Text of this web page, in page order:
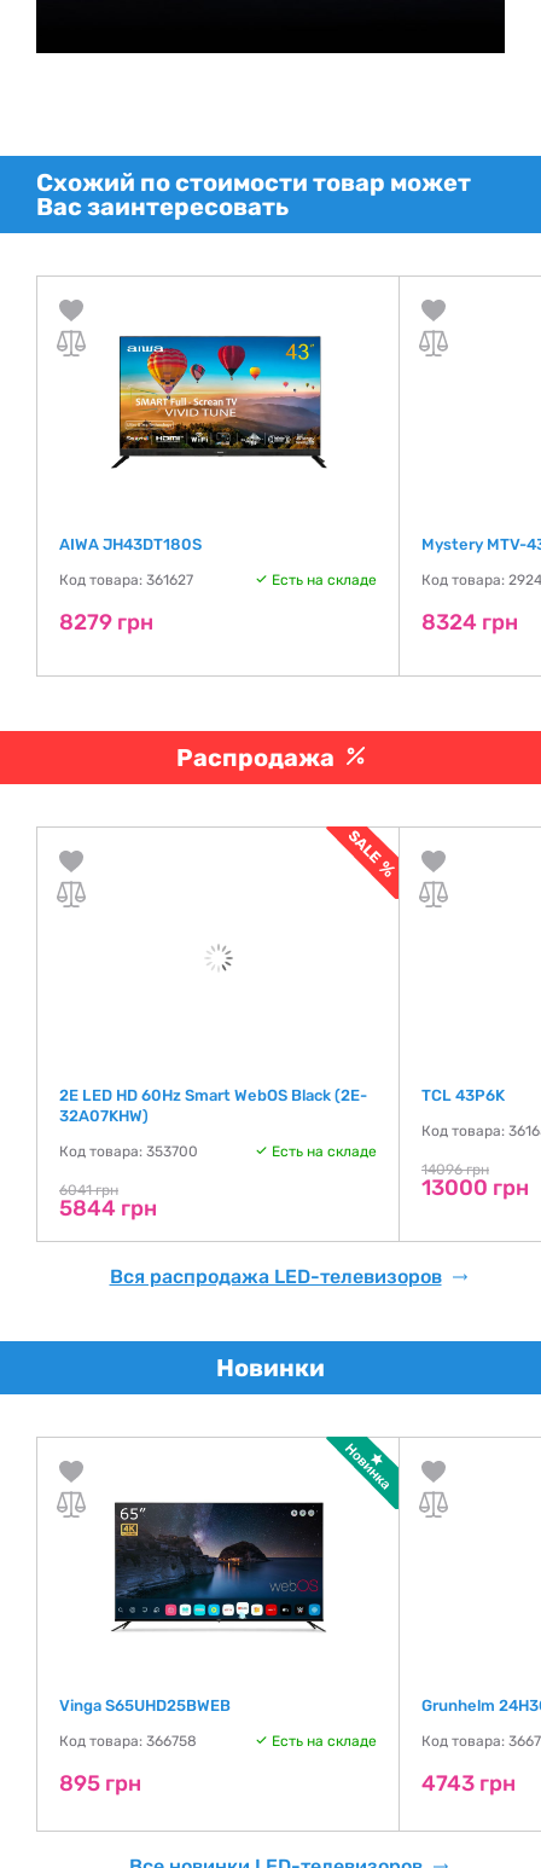
Схожий по стоимости товар может
Вас заинтересовать
AIWA JH43DT180S
Код товара: 361627 Есть на складе
8279 грн
Mystery MTV-
Код товара:
8324 грн
Распродажа
2E LED HD 60Hz Smart WebOS Black (2E-
32A07KHW)
Код товара: 353700 Есть на складе
6041 грн
5844 грн
TCL 43P6K
Код товара:
14096 грн
13000 грн
Вся распродажа LED-телевизоров
Новинки
Vinga S65UHD25BWEB
Код товара: 366758 Есть на складе
895 грн
Grunhelm
Код товара:
4743 грн